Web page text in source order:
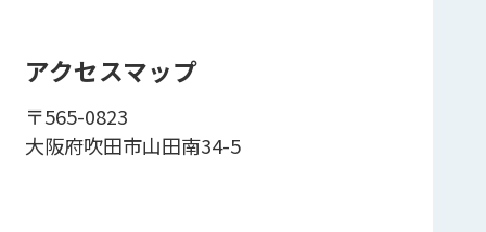
アクセスマップ
〒565-0823
大阪府吹田市山田南34-5